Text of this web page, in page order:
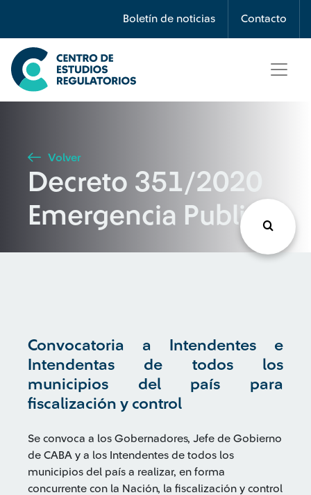
Boletín de noticias Contacto
Búsqueda
Seleccione país
Buscar
Volver
Decreto 351/2020
Emergencia Publica.
Convocatoria a Intendentes e
Intendentas de todos los
municipios del país para
fiscalización y control
Se convoca a los Gobernadores, Jefe de Gobierno
de CABA y a los Intendentes de todos los
municipios del país a realizar, en forma
concurrente con la Nación, la fiscalización y control